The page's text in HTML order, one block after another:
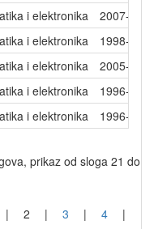
i elektronika
2007-02-
i elektronika
1998-02-
i elektronika
2005-02-
i elektronika
1996-05-
i elektronika 1996-03-
prikaz od sloga 21 do
| 2 | 3 | 4 |